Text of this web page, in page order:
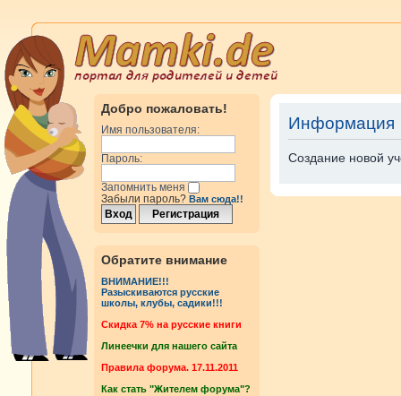
Добро пожаловать!
Имя пользователя:
Пароль:
Запомнить меня
Забыли пароль? Вам сюда!!
Обратите внимание
ВНИМАНИЕ!!!
Разыскиваются русские
школы, клубы, садики!!!
Cкидка 7% на русские книги
Линеечки для нашего сайта
Правила форума. 17.11.2011
Как стать "Жителем форума"?
Информация
Создание новой